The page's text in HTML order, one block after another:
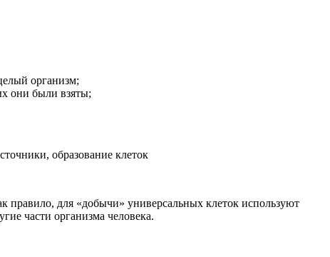
организм;
они были взяты;
правило, для «добычи» универсальных клеток используют
части организма человека.